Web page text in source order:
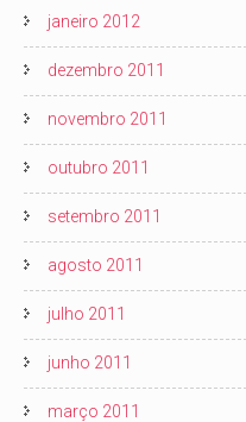
janeiro 2012
dezembro 2011
novembro 2011
outubro 2011
setembro 2011
agosto 2011
julho 2011
junho 2011
março 2011